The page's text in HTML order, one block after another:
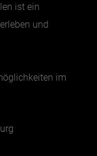
ist ein
und
im